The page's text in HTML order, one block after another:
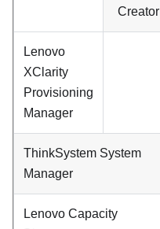
Creator
Lenovo
XClarity
Provisioning
Manager
ThinkSystem System
Manager
Lenovo Capacity